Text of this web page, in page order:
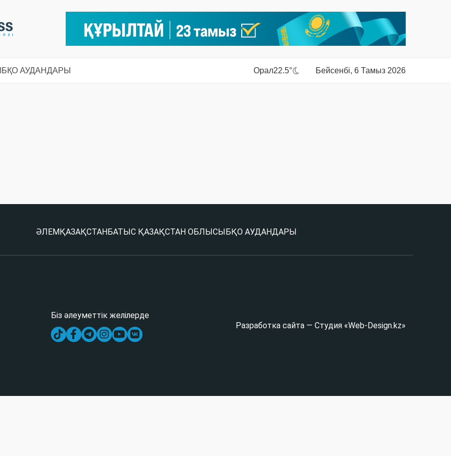
БҚО АУДАНДАРЫ Орал22.5° Бейсенбі, 6 Тамыз 2026
ӘЛЕМ ҚАЗАҚСТАН БАТЫС ҚАЗАҚСТАН ОБЛЫСЫ БҚО АУДАНДАРЫ
Біз әлеуметтік желілерде
Разработка сайта — Студия «Web-Design.kz»